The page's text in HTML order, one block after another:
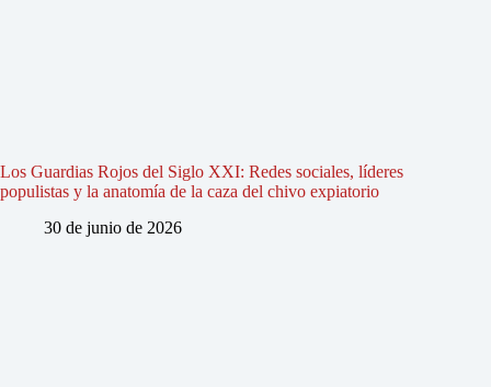
Los Guardias Rojos del Siglo XXI: Redes sociales, líderes
populistas y la anatomía de la caza del chivo expiatorio
30 de junio de 2026